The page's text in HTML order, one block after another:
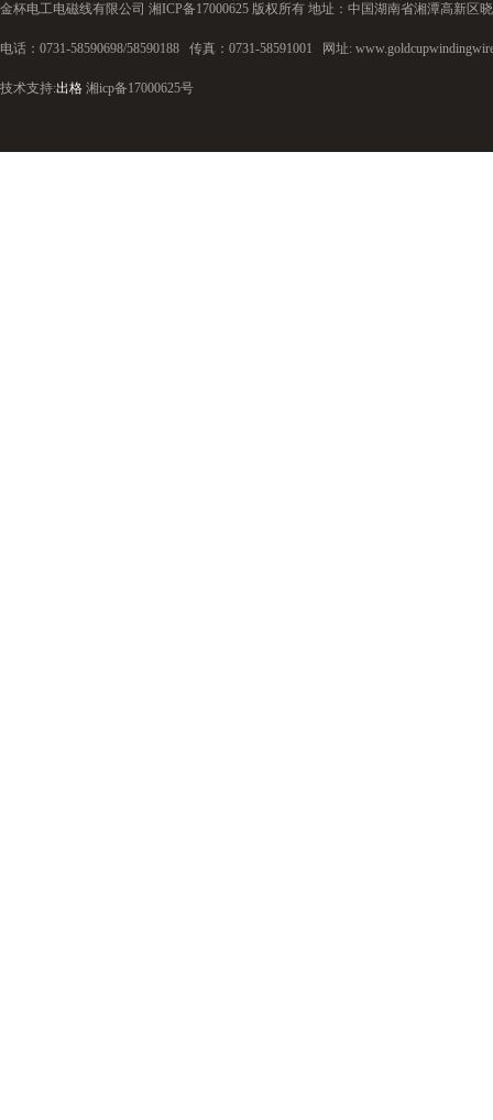
金杯电工电磁线有限公司 湘ICP备17000625 版权所有 地址：中国湖南省湘潭高新区
电话：0731-58590698/58590188 传真：0731-58591001 网址:
技术支持:出格 湘icp备17000625号